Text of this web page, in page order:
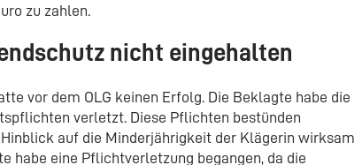
zu zahlen.
nicht eingehalten
vor dem OLG keinen Erfolg. Die Beklagte habe die
verletzt. Diese Pflichten bestünden
auf die Minderjährigkeit der Klägerin wirksam
habe eine Pflichtverletzung begangen, da die